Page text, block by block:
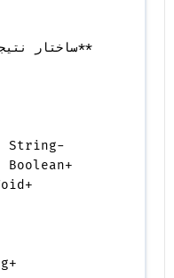
  **ساختار نتیجه‌گیری ضمنی
:
: